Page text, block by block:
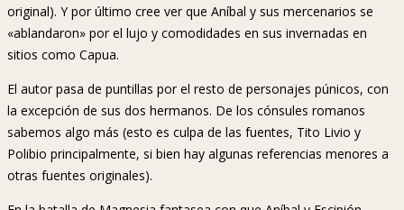
original). Y por último cree ver que Aníbal y sus mercenarios se
«ablandaron» por el lujo y comodidades en sus invernadas en
sitios como Capua.
El autor pasa de puntillas por el resto de personajes púnicos, con
la excepción de sus dos hermanos. De los cónsules romanos
sabemos algo más (esto es culpa de las fuentes, Tito Livio y
Polibio principalmente, si bien hay algunas referencias menores a
otras fuentes originales).